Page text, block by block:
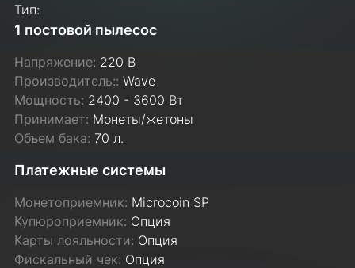
Тип:
1 постовой пылесос
Напряжение: 220 В
Производитель::Wave
Мощность: 2400 - 3600 Вт
Принимает: Монеты/жетоны
Объем бака: 70 л.
Платежные системы
Монетоприемник: Microcoin SP
Купюроприемник: Опция
Карты лояльности: Опция
Фискальный чек: Опция